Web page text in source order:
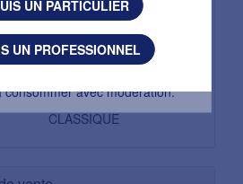
Non
CHATEAU PIGOUDET
ROSE
CLASSIQUE
consommer avec modération.
UN PARTICULIER
UN PROFESSIONNEL